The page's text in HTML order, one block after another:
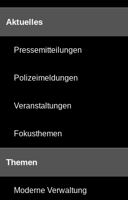
Aktuelles
Pressemitteilungen
Polizeimeldungen
Veranstaltungen
Fokusthemen
Themen
Moderne Verwaltung